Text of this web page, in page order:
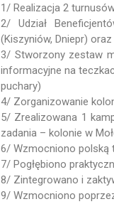
1/ Realizacja 2
2/ Udział
(Kiszyniów, Dniepr)
3/ Stworzony zestaw
informacyjne na
puchary)
4/ Zorganizowanie
5/ Zrealizowana 1
zadania – kolonie w
6/ Wzmocniono polską
7/ Pogłębiono
8/ Zintegrowano i
9/ Wzmocniono